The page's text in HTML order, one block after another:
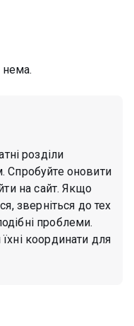
нема.
розділи
Спробуйте оновити
на сайт. Якщо
зверніться до тех
проблеми.
координати для